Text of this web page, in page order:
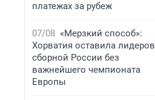
платежах за рубеж
07/08 «Мерзкий способ»:
Хорватия оставила лидеров
сборной России без
важнейшего чемпионата
Европы